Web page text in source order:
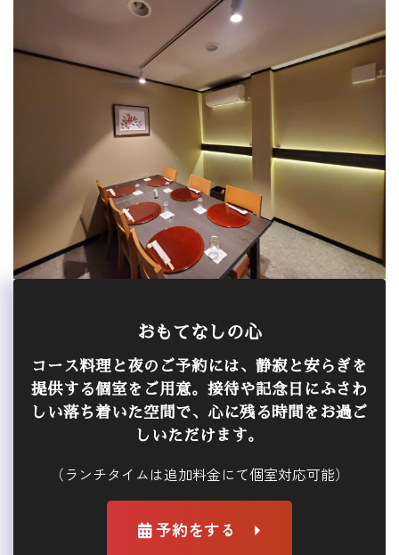
おもてなしの心
コース料理と夜のご予約には、静寂と安らぎを
提供する個室をご用意。接待や記念日にふさわ
しい落ち着いた空間で、心に残る時間をお過ご
しいただけます。
（ランチタイムは追加料金にて個室対応可能）
予約をする